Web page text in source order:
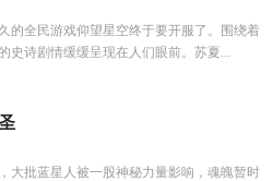
的全民游戏仰望星空终于要开服了。围绕着
史诗剧情缓缓呈现在人们眼前。苏夏...
大批蓝星人被一股神秘力量影响，魂魄暂时